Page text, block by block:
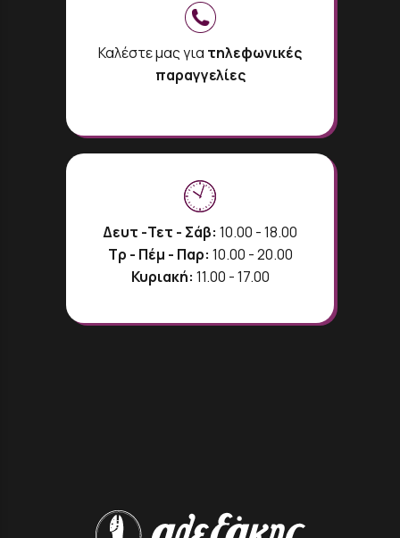
Καλέστε μας για τηλεφωνικές
παραγγελίες
Δευτ -Τετ - Σάβ: 10.00 - 18.00
Τρ - Πέμ - Παρ: 10.00 - 20.00
Κυριακή: 11.00 - 17.00